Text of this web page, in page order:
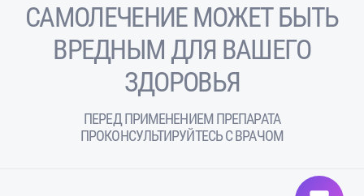
САМОЛЕЧЕНИЕ МОЖЕТ БЫТЬ
ВРЕДНЫМ ДЛЯ ВАШЕГО
ЗДОРОВЬЯ
ПЕРЕД ПРИМЕНЕНИЕМ ПРЕПАРАТА
ПРОКОНСУЛЬТИРУЙТЕСЬ С ВРАЧОМ